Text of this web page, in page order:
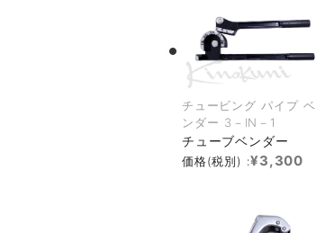
チュービング パイプ ベ
ンダー 3－IN－1
チューブベンダー
価格(税別) :¥3,300